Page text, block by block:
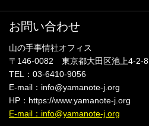
お問い合わせ
山の手事情社オフィス
〒146-0082 東京都大田区池上4-2-8
TEL：03-6410-9056
E-mail：info@yamanote-j.org
HP：https://www.yamanote-j.org
E-mail：info@yamanote-j.org